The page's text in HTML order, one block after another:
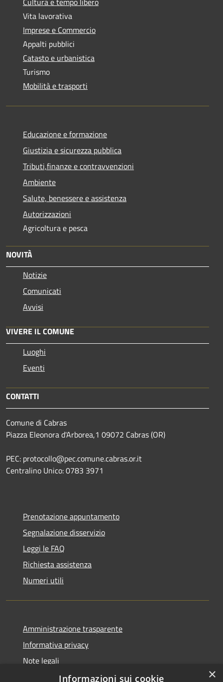
Vita lavorativa
Imprese e Commercio
Appalti pubblici
Catasto e urbanistica
Turismo
Mobilità e trasporti
Educazione e formazione
Giustizia e sicurezza pubblica
Tributi,finanze e contravvenzioni
Ambiente
Salute, benessere e assistenza
Autorizzazioni
Agricoltura e pesca
NOVITÀ
Notizie
Comunicati
Avvisi
VIVERE IL COMUNE
Luoghi
Eventi
CONTATTI
Comune di Cabras
Piazza Eleonora d'Arborea,1 09072 Cabras (OR)
PEC: protocollo@pec.comune.cabras.or.it
Centralino Unico: 0783 3971
Prenotazione appuntamento
Segnalazione disservizio
Leggi le FAQ
Richiesta assistenza
Numeri utili
Amministrazione trasparente
Informativa privacy
Note legali
Dichiarazione di accessibilità
×
Informazioni sui cookie